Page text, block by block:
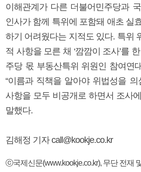
이해관계가 다른 더불어민주당과
인사가 함께 특위에 포함돼 애초 실
하기 어려웠다는 지적도 있다. 특위
적 사항을 모른 채 ‘깜깜이 조사’를
주당 몫 부동산특위 위원인 참여연
“이름과 직책을 알아야 위법성을
사항을 모두 비공개로 하면서 조사
말했다.
김해정 기자 call@kookje.co.kr
ⓒ국제신문(www.kookje.co.kr), 무단 전재